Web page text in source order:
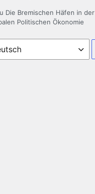
Die Bremischen Häfen in der
Politischen Ökonomie